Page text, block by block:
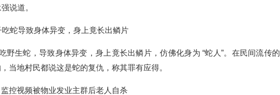
说道。
蛇导致身体异变，身上竟长出鳞片
生蛇，导致身体异变，身上竟长出鳞片，仿佛化身为 “蛇人”。在民间流传的
当地村民都说这是蛇的复仇，称其罪有应得。
视频被物业发业主群后老人自杀